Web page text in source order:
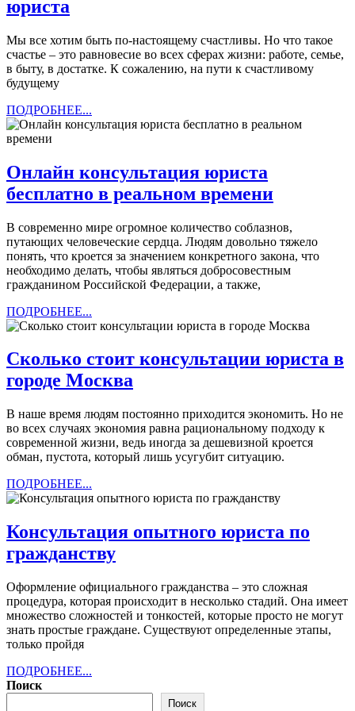
юриста
консультация
юриста
Мы все хотим быть по-настоящему счастливы. Но что такое
счастье – это равновесие во всех сферах жизни: работе, семье,
в быту, в достатке. К сожалению, на пути к счастливому
будущему
ПОДРОБНЕЕ...
Онлайн консультация юриста
бесплатно в реальном времениОнлайн
юриста
в
времени
В современно мире огромное количество соблазнов,
путающих человеческие сердца. Людям довольно тяжело
понять, что кроется за значением конкретного закона, что
необходимо делать, чтобы являться добросовестным
гражданином Российской Федерации, а также,
ПОДРОБНЕЕ...
Сколько стоит консультации юриста в
городе Москва
консультации
юриста
в
Москва
В наше время людям постоянно приходится экономить. Но не
во всех случаях экономия равна рациональному подходу к
современной жизни, ведь иногда за дешевизной кроется
обман, пустота, который лишь усугубит ситуацию.
ПОДРОБНЕЕ...
Консультация опытного юриста по
гражданствуКонсультация
юриста
по
гражданству
Оформление официального гражданства ‒ это сложная
процедура, которая происходит в несколько стадий. Она имеет
множество сложностей и тонкостей, которые просто не могут
знать простые граждане. Существуют определенные этапы,
только пройдя
ПОДРОБНЕЕ...
Поиск
Поиск